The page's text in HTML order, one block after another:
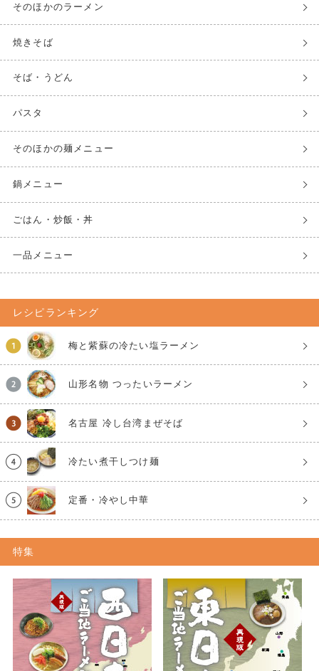
そのほかのラーメン
焼きそば
そば・うどん
パスタ
そのほかの麺メニュー
鍋メニュー
ごはん・炒飯・丼
一品メニュー
レシピランキング
梅と紫蘇の冷たい塩ラーメン
山形名物 つったいラーメン
名古屋 冷し台湾まぜそば
冷たい煮干しつけ麺
定番・冷やし中華
特集